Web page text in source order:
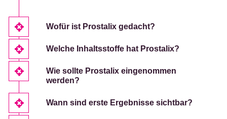
Wofür ist Prostalix gedacht?
Welche Inhaltsstoffe hat Prostalix?
Wie sollte Prostalix eingenommen
werden?
Wann sind erste Ergebnisse sichtbar?